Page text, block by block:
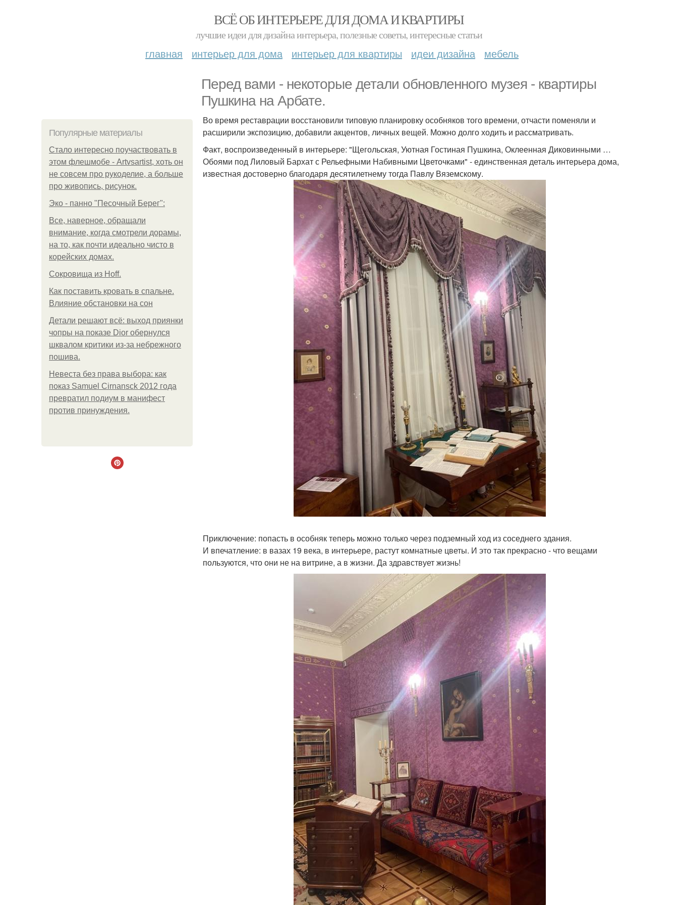
ВСЁ ОБ ИНТЕРЬЕРЕ ДЛЯ ДОМА И КВАРТИРЫ
лучшие идеи для дизайна интерьера, полезные советы, интересные статьи
главная интерьер для дома интерьер для квартиры идеи дизайна мебель
Перед вами - некоторые детали обновленного музея - квартиры
Пушкина на Арбате.
Популярные материалы
Стало интересно поучаствовать в
этом флешмобе - Artvsartist, хоть он
не совсем про рукоделие, а больше
про живопись, рисунок.
Эко - панно "Песочный Берег":
Все, наверное, обращали
внимание, когда смотрели дорамы,
на то, как почти идеально чисто в
корейских домах.
Сокровища из Hoff.
Как поставить кровать в спальне.
Влияние обстановки на сон
Детали решают всё: выход приянки
чопры на показе Dior обернулся
шквалом критики из-за небрежного
пошива.
Невеста без права выбора: как
показ Samuel Cirnansck 2012 года
превратил подиум в манифест
против принуждения.
Во время реставрации восстановили типовую планировку особняков того времени, отчасти поменяли и
расширили экспозицию, добавили акцентов, личных вещей. Можно долго ходить и рассматривать.
Факт, воспроизведенный в интерьере: "Щегольская, Уютная Гостиная Пушкина, Оклеенная Диковинными …
Обоями под Лиловый Бархат с Рельефными Набивными Цветочками" - единственная деталь интерьера дома,
известная достоверно благодаря десятилетнему тогда Павлу Вяземскому.
Приключение: попасть в особняк теперь можно только через подземный ход из соседнего здания.
И впечатление: в вазах 19 века, в интерьере, растут комнатные цветы. И это так прекрасно - что вещами
пользуются, что они не на витрине, а в жизни. Да здравствует жизнь!